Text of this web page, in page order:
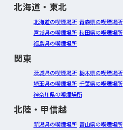
北海道・東北
北海道の喫煙場所 青森県の喫煙場所
宮城県の喫煙場所 秋田県の喫煙場所
福島県の喫煙場所
関東
茨城県の喫煙場所 栃木県の喫煙場所
埼玉県の喫煙場所 千葉県の喫煙場所
神奈川県の喫煙場所
北陸・甲信越
新潟県の喫煙場所 富山県の喫煙場所